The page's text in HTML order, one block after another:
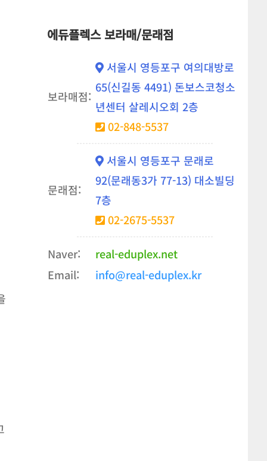
에듀플렉스 보라매/문래점
보라매점:
서울시 영등포구 여의대방로
65(신길동 4491) 돈보스코청소
년센터 살레시오회 2층
02-848-5537
문래점:
서울시 영등포구 문래로
92(문래동3가 77-13) 대소빌딩
7층
02-2675-5537
Naver:
real-eduplex.net
Email:
info@real-eduplex.kr